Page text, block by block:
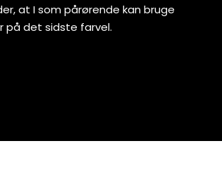
at I som pårørende kan bruge
på det sidste farvel.